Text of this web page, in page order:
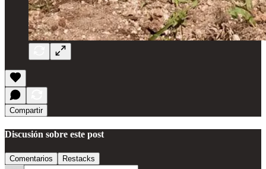
Compartir
Discusión sobre este post
Comentarios Restacks